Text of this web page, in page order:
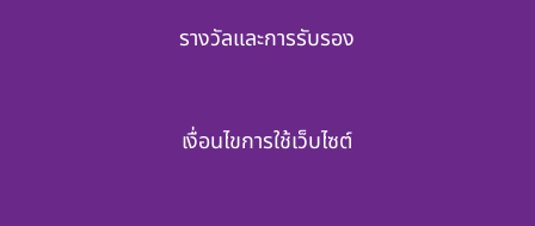
รางวัลและการรับรอง
เงื่อนไขการใช้เว็บไซต์